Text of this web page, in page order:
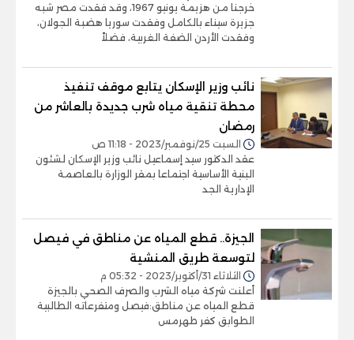
خرجنا من هزيمة يونيو 1967، وقد فقدت مصر شبه
جزيرة سيناء بالكامل وفقدت سوريا هضبة الجولان،
وفقدت الأردن الضفة الغربية، فضلاً
نائب وزير الإسكان يتابع موقف تنفيذ
محطة تنقية مياه شرب جديدة بالعاشر من
رمضان
السبت 25/نوفمبر/2023 - 11:18 ص
عقد الدكتور سيد إسماعيل نائب وزير الإسكان لشئون
البنية الأساسية اجتماعا بمقر الوزارة بالعاصمة
الإدارية الجد
الجيزة.. قطع المياه عن مناطق في فيصل
لتوسعة طريق المنشية
الثلاثاء 31/أكتوبر/2023 - 05:32 م
أعلنت شركة مياه الشرب والصرف الصحي بالجيزة
قطع المياه عن مناطق:فيصل ومتفرعاته الطالبية
الطوابق كفر طهرمس